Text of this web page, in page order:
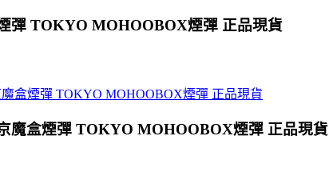
彈 TOKYO MOHOOBOX煙彈 正品現貨
魔盒煙彈 TOKYO MOHOOBOX煙彈 正品現貨